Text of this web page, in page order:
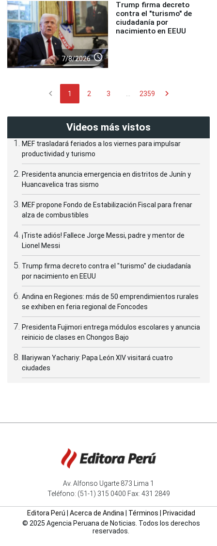
7/8/2026 access_time
Trump firma decreto
contra el "turismo" de
ciudadanía por
nacimiento en EEUU
chevron_left 1 2 3 ... 2359 chevron_right
Videos más vistos
MEF trasladará feriados a los viernes para impulsar
productividad y turismo
Presidenta anuncia emergencia en distritos de Junín y
Huancavelica tras sismo
MEF propone Fondo de Estabilización Fiscal para frenar
alza de combustibles
¡Triste adiós! Fallece Jorge Messi, padre y mentor de
Lionel Messi
Trump firma decreto contra el "turismo" de ciudadanía
por nacimiento en EEUU
Andina en Regiones: más de 50 emprendimientos rurales
se exhiben en feria regional de Foncodes
Presidenta Fujimori entrega módulos escolares y anuncia
reinicio de clases en Chongos Bajo
Illariywan Yachariy: Papa León XIV visitará cuatro
ciudades
Av. Alfonso Ugarte 873 Lima 1
Teléfono: (51-1) 315 0400 Fax: 431 2849
Editora Perú Acerca de Andina| Términos
Privacidad
© 2025 Agencia Peruana de Noticias. Todos los derechos
reservados.